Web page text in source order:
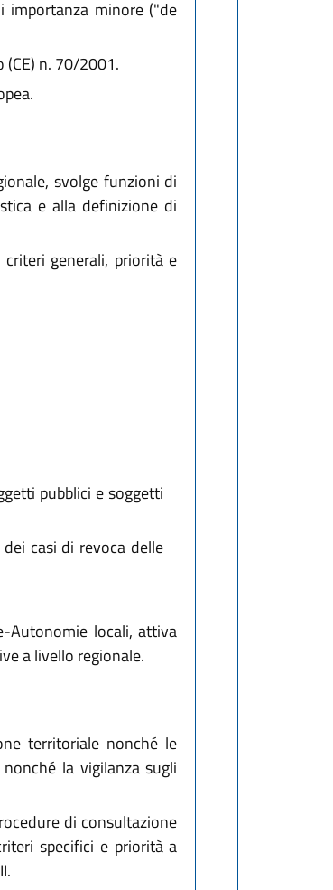
importanza minore ("de
n. 70/2001.
svolge funzioni di
e alla definizione di
generali, priorità e
pubblici e soggetti
casi di revoca delle
Autonomie locali, attiva
a livello regionale.
territoriale nonché le
la vigilanza sugli
di consultazione
specifici e priorità a